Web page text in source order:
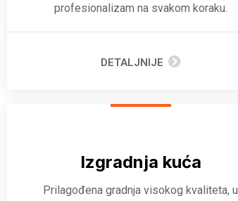
profesionalizam na svakom koraku.
DETALJNIJE
Izgradnja kuća
Prilagođena gradnja visokog kvaliteta, u